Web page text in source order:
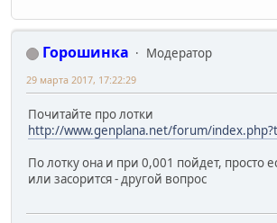
Горошинка
Модератор
29 марта 2017, 17:22:29
Почитайте про лотки
http://www.genplana.net/forum/
По лотку она и при 0,001 пойдет, просто
или засорится - другой вопрос